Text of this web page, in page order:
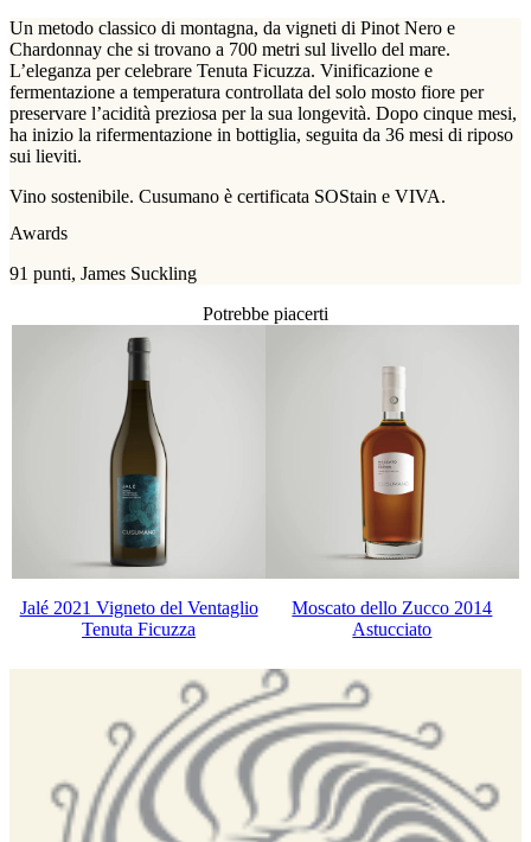
Un metodo classico di montagna, da vigneti di Pinot Nero e
Chardonnay che si trovano a 700 metri sul livello del mare.
L’eleganza per celebrare Tenuta Ficuzza. Vinificazione e
fermentazione a temperatura controllata del solo mosto fiore per
preservare l’acidità preziosa per la sua longevità. Dopo cinque mesi,
ha inizio la rifermentazione in bottiglia, seguita da 36 mesi di riposo
sui lieviti.
Vino sostenibile. Cusumano è certificata SOStain e VIVA.
Awards
91 punti, James Suckling
Potrebbe piacerti
Jalé 2021 Vigneto del Ventaglio
Tenuta Ficuzza
Moscato dello Zucco 2014
Astucciato